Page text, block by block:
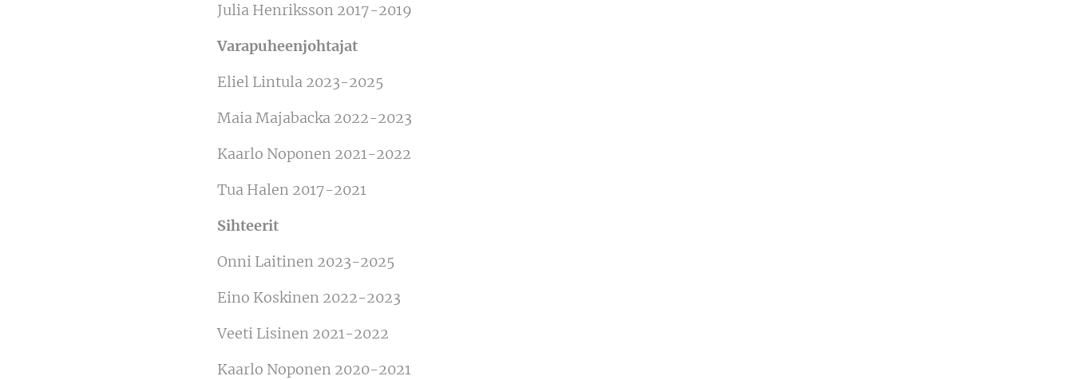
Julia Henriksson 2017-2019
Varapuheenjohtajat
Eliel Lintula 2023-2025
Maia Majabacka 2022-2023
Kaarlo Noponen 2021-2022
Tua Halen 2017-2021
Sihteerit
Onni Laitinen 2023-2025
Eino Koskinen 2022-2023
Veeti Lisinen 2021-2022
Kaarlo Noponen 2020-2021